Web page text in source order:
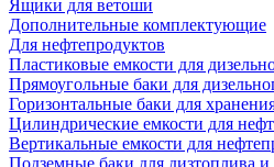
Ящики для ветоши
Дополнительные комплектующие
Для нефтепродуктов
Пластиковые емкости для
Прямоугольные баки для
Горизонтальные баки для
Цилиндрические емкости для
Вертикальные емкости для
Подземные баки для дизтоплива и